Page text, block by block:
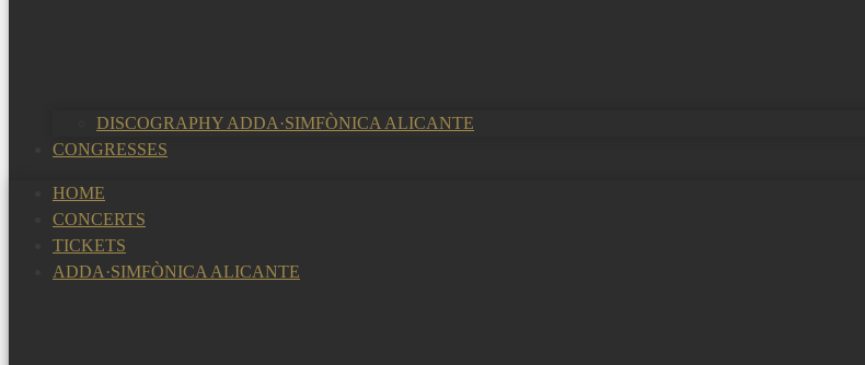
DISCOGRAPHY ADDA·SIMFÒNICA ALICANTE
CONGRESSES
HOME
CONCERTS
TICKETS
ADDA·SIMFÒNICA ALICANTE